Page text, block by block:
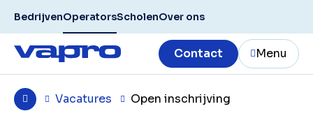
BedrijvenOperatorsScholenOver ons
Contact Menu
Vacatures Open inschrijving